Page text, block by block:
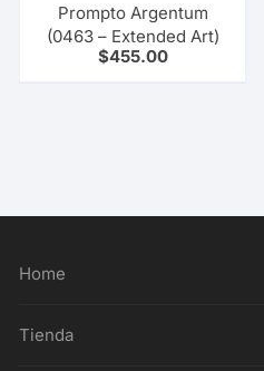
Prompto Argentum
(0463 – Extended Art)
$455.00
Home
Tienda